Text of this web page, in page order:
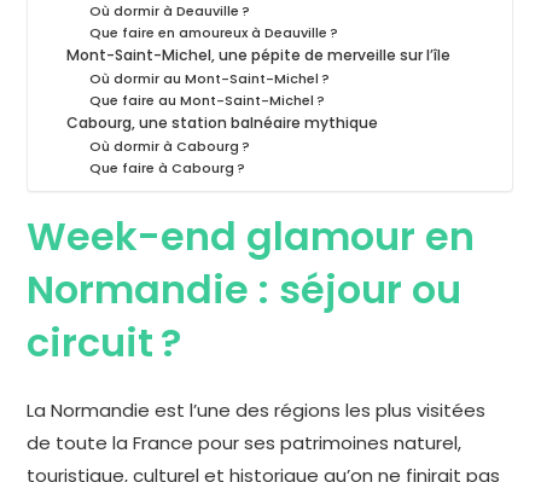
Où dormir à Deauville ?
Que faire en amoureux à Deauville ?
Mont-Saint-Michel, une pépite de merveille sur l’île
Où dormir au Mont-Saint-Michel ?
Que faire au Mont-Saint-Michel ?
Cabourg, une station balnéaire mythique
Où dormir à Cabourg ?
Que faire à Cabourg ?
Week-end glamour en
Normandie : séjour ou
circuit ?
La Normandie est l’une des régions les plus visitées
de toute la France pour ses patrimoines naturel,
touristique, culturel et historique qu’on ne finirait pas